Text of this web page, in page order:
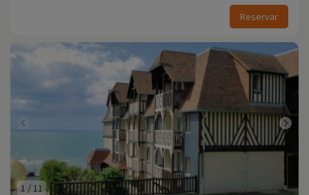
Reservar
1 / 11